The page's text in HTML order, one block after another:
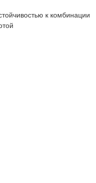
к комбинации